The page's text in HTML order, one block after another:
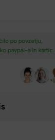
dostava iz
4 dneh.​